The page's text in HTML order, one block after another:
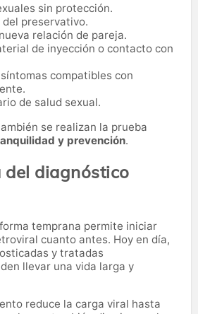
sin protección.
preservativo.
relación de pareja.
de inyección o contacto con
compatibles con
de salud sexual.
se realizan la prueba
y prevención.
del diagnóstico
temprana permite iniciar
cuanto antes. Hoy en día,
y tratadas
llevar una vida larga y
reduce la carga viral hasta